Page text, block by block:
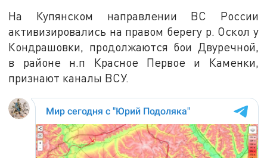
На Купянском направлении ВС России
активизировались на правом берегу р. Оскол у
Кондрашовки, продолжаются бои Двуречной,
в районе н.п Красное Первое и Каменки,
признают каналы ВСУ.